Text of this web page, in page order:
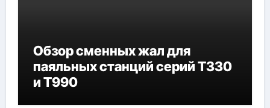
Обзор сменных жал для
паяльных станций серий T330
и T990